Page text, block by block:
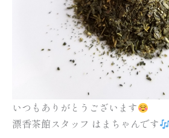
いつもありがとうございます
漂香茶館スタッフ はまちゃんです